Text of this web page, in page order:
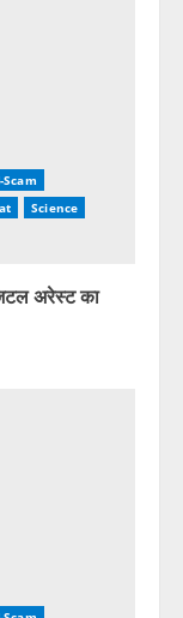
Scam
Science
अरेस्ट का